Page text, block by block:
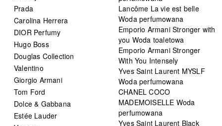
Prada
Carolina Herrera
DIOR Perfumy
Hugo Boss
Douglas Collection
Valentino
Giorgio Armani
Tom Ford
Dolce & Gabbana
Estée Lauder
Lancôme La vie est belle
Woda perfumowana
Emporio Armani Stronger with
you Woda toaletowa
Emporio Armani Stronger
With You Intensely
Yves Saint Laurent MYSLF
Woda perfumowana
CHANEL COCO
MADEMOISELLE Woda
perfumowana
Yves Saint Laurent Black